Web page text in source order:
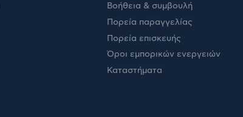
Βοήθεια & συμβουλή
Πορεία παραγγελίας
Πορεία επισκευής
Όροι εμπορικών ενεργειών
Καταστήματα